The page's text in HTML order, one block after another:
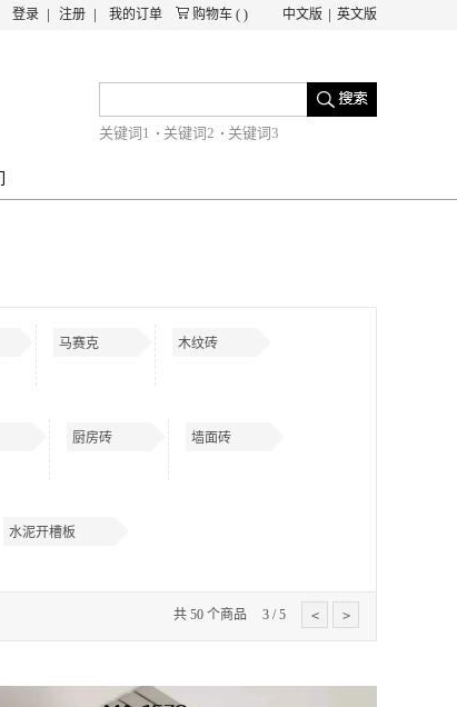
中文版 英文版
购物车 ( )
我的订单
登录 注册
关键词1 关键词2 关键词3
马赛克 木纹砖
厨房砖 墙面砖
水泥开槽板
共 50 个商品 3 / 5 >
<